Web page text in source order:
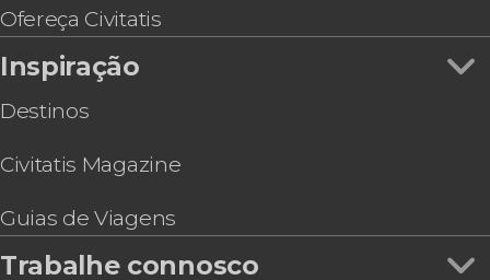
Ofereça Civitatis
Inspiração
Destinos
Civitatis Magazine
Guias de Viagens
Trabalhe connosco